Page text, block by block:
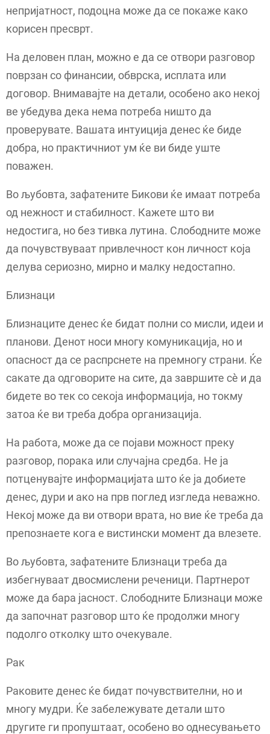
непријатност, подоцна може да се покаже како
корисен пресврт.
На деловен план, можно е да се отвори разговор
поврзан со финансии, обврска, исплата или
договор. Внимавајте на детали, особено ако некој
ве убедува дека нема потреба ништо да
проверувате. Вашата интуиција денес ќе биде
добра, но практичниот ум ќе ви биде уште
поважен.
Во љубовта, зафатените Бикови ќе имаат потреба
од нежност и стабилност. Кажете што ви
недостига, но без тивка лутина. Слободните може
да почувствуваат привлечност кон личност која
делува сериозно, мирно и малку недостапно.
Близнаци
Близнаците денес ќе бидат полни со мисли, идеи и
планови. Денот носи многу комуникација, но и
опасност да се распрснете на премногу страни. Ќе
сакате да одговорите на сите, да завршите сè и да
бидете во тек со секоја информација, но токму
затоа ќе ви треба добра организација.
На работа, може да се појави можност преку
разговор, порака или случајна средба. Не ја
потценувајте информацијата што ќе ја добиете
денес, дури и ако на прв поглед изгледа неважно.
Некој може да ви отвори врата, но вие ќе треба да
препознаете кога е вистински момент да влезете.
Во љубовта, зафатените Близнаци треба да
избегнуваат двосмислени реченици. Партнерот
може да бара јасност. Слободните Близнаци може
да започнат разговор што ќе продолжи многу
подолго отколку што очекувале.
Рак
Раковите денес ќе бидат почувствителни, но и
многу мудри. Ќе забележувате детали што
другите ги пропуштаат, особено во однесувањето